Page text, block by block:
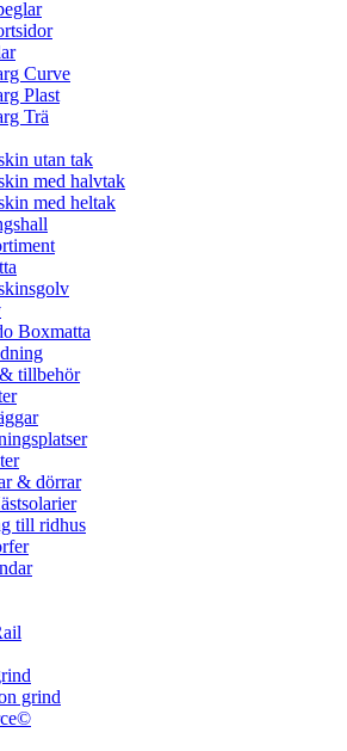
Curve
Plast
Trä
utan tak
med halvtak
med heltak
Boxmatta
tillbehör
& dörrar
till ridhus
grind